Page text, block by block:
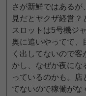
さが新鮮ではあるが
見だとヤクザ経営？
スロットは5号機ジ
奥に追いやってて、
く出してないので
かし、なぜか夜にな
っているのかも。店
てないので稼働がな